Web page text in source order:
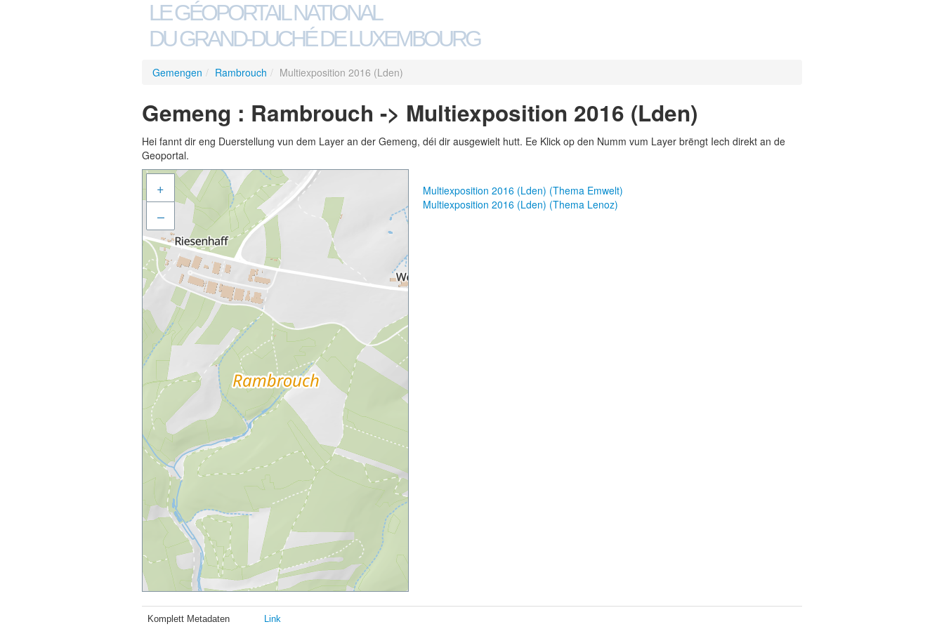
LE GÉOPORTAIL NATIONAL
DU GRAND-DUCHÉ DE LUXEMBOURG
Gemengen / Rambrouch / Multiexposition 2016 (Lden)
Gemeng : Rambrouch -> Multiexposition 2016 (Lden)
Hei fannt dir eng Duerstellung vun dem Layer an der Gemeng, déi dir ausgewielt hutt. Ee Klick op den Numm vum Layer brëngt Iech direkt an de
Geoportal.
+
–
Multiexposition 2016 (Lden) (Thema Emwelt)
Multiexposition 2016 (Lden) (Thema Lenoz)
Komplett Metadaten Link